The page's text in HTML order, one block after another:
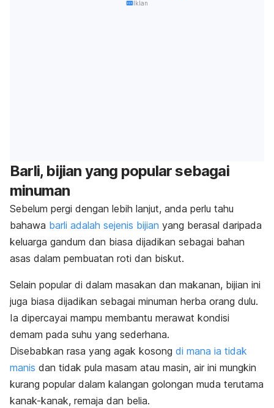
Iklan
Barli, bijian yang popular sebagai
minuman
Sebelum pergi dengan lebih lanjut, anda perlu tahu
bahawa barli adalah sejenis bijian yang berasal daripada
keluarga gandum dan biasa dijadikan sebagai bahan
asas dalam pembuatan roti dan biskut.
Selain popular di dalam masakan dan makanan, bijian ini
juga biasa dijadikan sebagai minuman herba orang dulu.
Ia dipercayai mampu membantu merawat kondisi
demam pada suhu yang sederhana.
Disebabkan rasa yang agak kosong di mana ia tidak
manis dan tidak pula masam atau masin, air ini mungkin
kurang popular dalam kalangan golongan muda terutama
kanak-kanak, remaja dan belia.